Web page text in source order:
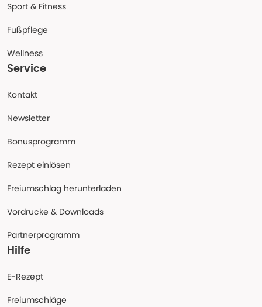
Sport & Fitness
Fußpflege
Wellness
Service
Kontakt
Newsletter
Bonusprogramm
Rezept einlösen
Freiumschlag herunterladen
Vordrucke & Downloads
Partnerprogramm
Hilfe
E-Rezept
Freiumschläge